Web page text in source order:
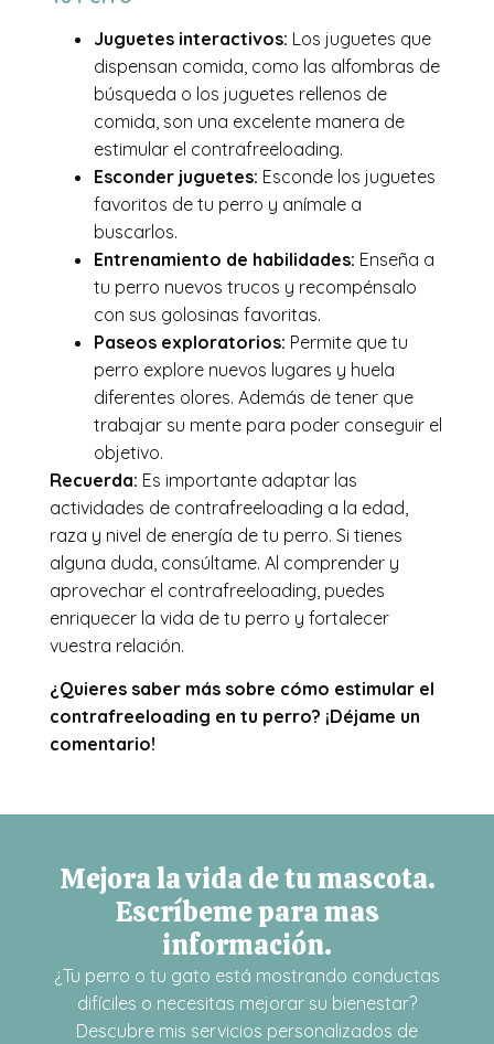
Juguetes interactivos: Los juguetes que
dispensan comida, como las alfombras de
búsqueda o los juguetes rellenos de
comida, son una excelente manera de
estimular el contrafreeloading.
Esconder juguetes: Esconde los juguetes
favoritos de tu perro y anímale a
buscarlos.
Entrenamiento de habilidades: Enseña a
tu perro nuevos trucos y recompénsalo
con sus golosinas favoritas.
Paseos exploratorios: Permite que tu
perro explore nuevos lugares y huela
diferentes olores. Además de tener que
trabajar su mente para poder conseguir el
objetivo.
Recuerda: Es importante adaptar las
actividades de contrafreeloading a la edad,
raza y nivel de energía de tu perro. Si tienes
alguna duda, consúltame. Al comprender y
aprovechar el contrafreeloading, puedes
enriquecer la vida de tu perro y fortalecer
vuestra relación.
¿Quieres saber más sobre cómo estimular el
contrafreeloading en tu perro? ¡Déjame un
comentario!
Mejora la vida de tu mascota.
Escríbeme para mas
información.
¿Tu perro o tu gato está mostrando conductas
difíciles o necesitas mejorar su bienestar?
Descubre mis servicios personalizados de